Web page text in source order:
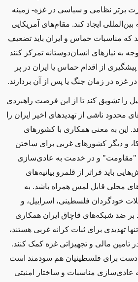
برتر نظامی و سیاسی در غزه- زمینه
ایجاد کند. مقام‌های آمریکایی
که مناسبات حماس و ایران باید تضعیف
به نیازهای انسان‌دوستانه تمرکز کنند
از اقدام حماس یا ایران در پر
غزه در زمان جنگ یا پس از آن بردارند.
را تشویق کند تا از این فرصت راهبردی
محدود ناشی از تهدیدهای اخیر ایران را
این به معنی همکاری با کشورهای
و دیگر کشورهای غربی برای ساختن
"مقاومت" و در خدمت به عادی‌سازی
باید فراتر از قلمرو بیانیه‌های
محلی قابل لمس همراه باشد. به
خودگردان فلسطینی، اسراییل، و
بر ضد شبکه‌های قاچاق ایران همکاری
تهدیدی برای ثبات کرانه غربی هستند،
تامین مالی و تجهیزاتی غزه کمک کنند.
برای فلسطینیان هم سودمند است
عادی‌سازی مناسبات و ساختار امنیتی